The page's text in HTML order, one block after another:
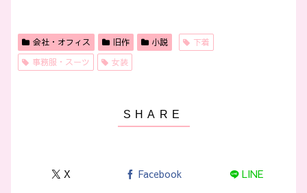
会社・オフィス 旧作 小説
下着
事務服・スーツ
女装
X Facebook LINE